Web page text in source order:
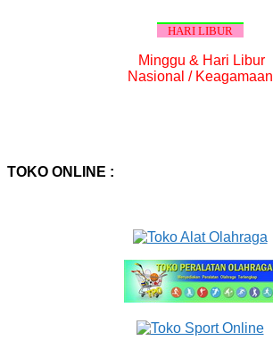
HARI LIBUR
Minggu & Hari Libur
Nasional / Keagamaan
TOKO ONLINE :